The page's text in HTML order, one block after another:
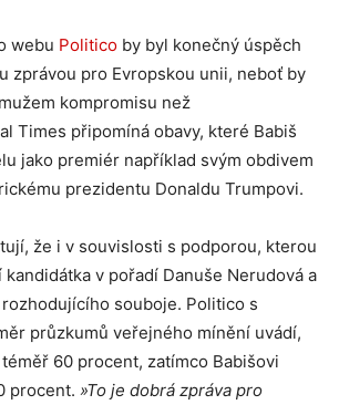
webu Politico by byl konečný úspěch
zprávou pro Evropskou unii, neboť by
kompromisu než
Times připomíná obavy, které Babiš
jako premiér například svým obdivem
prezidentu Donaldu Trumpovi.
že i v souvislosti s podporou, kterou
v pořadí Danuše Nerudová a
souboje. Politico s
průzkumů veřejného mínění uvádí,
60 procent, zatímco Babišovi
procent. »To je dobrá zpráva pro